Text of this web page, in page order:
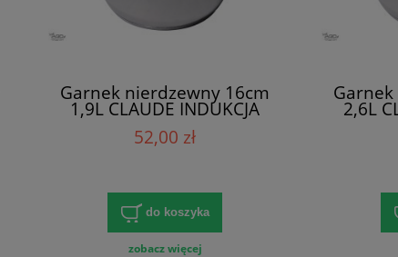
Garnek nierdzewny 16cm
1,9L CLAUDE INDUKCJA
52,00 zł
do koszyka
zobacz więcej
2,6L